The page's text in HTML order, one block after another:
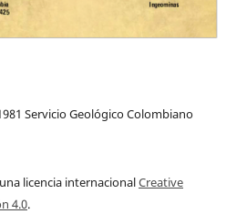
Servicio Geológico Colombiano
licencia internacionalCreative
4.0.